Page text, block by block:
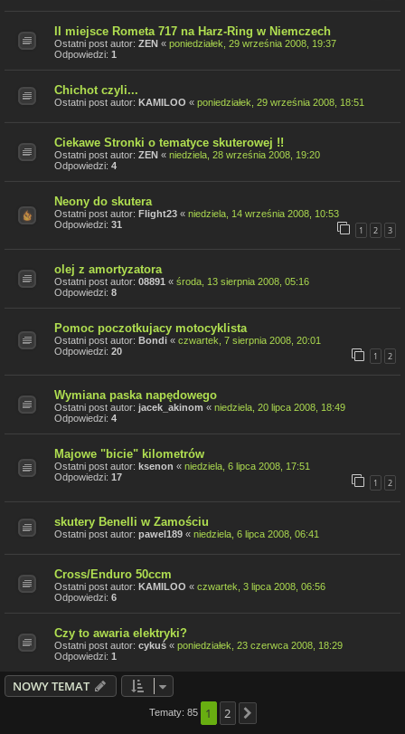
II miejsce Rometa 717 na Harz-Ring w Niemczech
Ostatni post autor: ZEN « poniedziałek, 29 września 2008, 19:37
Odpowiedzi: 1
Chichot czyli...
Ostatni post autor: KAMILOO « poniedziałek, 29 września 2008, 18:51
Ciekawe Stronki o tematyce skuterowej !!
Ostatni post autor: ZEN « niedziela, 28 września 2008, 19:20
Odpowiedzi: 4
Neony do skutera
Ostatni post autor: Flight23 « niedziela, 14 września 2008, 10:53
Odpowiedzi: 31 1 2 3
olej z amortyzatora
Ostatni post autor: 08891 « środa, 13 sierpnia 2008, 05:16
Odpowiedzi: 8
Pomoc poczotkujacy motocyklista
Ostatni post autor: Bondi « czwartek, 7 sierpnia 2008, 20:01
Odpowiedzi: 20 1 2
Wymiana paska napędowego
Ostatni post autor: jacek_akinom « niedziela, 20 lipca 2008, 18:49
Odpowiedzi: 4
Majowe "bicie" kilometrów
Ostatni post autor: ksenon « niedziela, 6 lipca 2008, 17:51
Odpowiedzi: 17 1 2
skutery Benelli w Zamościu
Ostatni post autor: pawel189 « niedziela, 6 lipca 2008, 06:41
Cross/Enduro 50ccm
Ostatni post autor: KAMILOO « czwartek, 3 lipca 2008, 06:56
Odpowiedzi: 6
Czy to awaria elektryki?
Ostatni post autor: cykuś « poniedziałek, 23 czerwca 2008, 18:29
Odpowiedzi: 1
NOWY TEMAT
Tematy: 85 1 2